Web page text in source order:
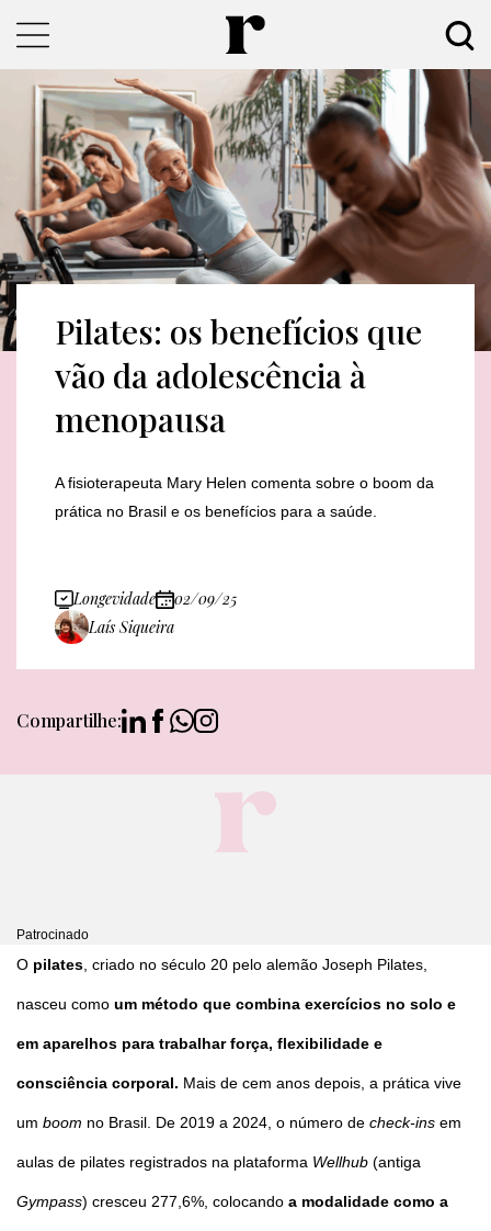
Pilates: os benefícios que
vão da adolescência à
menopausa
A fisioterapeuta Mary Helen comenta sobre o boom da
prática no Brasil e os benefícios para a saúde.
Longevidade
02/09/25
Laís Siqueira
Compartilhe:
Patrocinado
​O pilates , criado no século 20 pelo alemão Joseph Pilates,
nasceu como um método que combina exercícios no solo e
em aparelhos para trabalhar força, flexibilidade e
consciência corporal. Mais de cem anos depois, a prática vive
um boom no Brasil. De 2019 a 2024, o número de check-ins em
aulas de pilates registrados na plataforma Wellhub (antiga
Gympass) cresceu 277,6%, colocando a modalidade como a